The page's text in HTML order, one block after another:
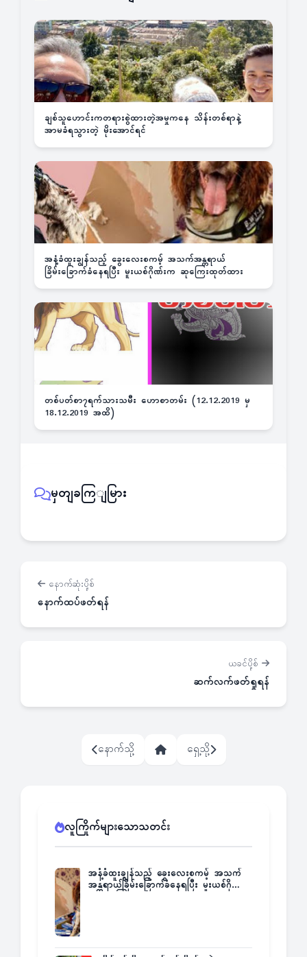
ချစ်သူဟောင်းကတရားစွဲထားတဲ့အမှုကနေ သိန်းတစ်ရာနဲ့
အာမခံရသွားတဲ့ မိုးအောင်ရင်
အနံ့ခံထူးချွန်သည့် ခွေးလေးစကမ့် အသက်အန္တရာယ်
ခြိမ်းခြောက်ခံနေရပြီး မူးယစ်ဂိုဏ်းက ဆုကြေးထုတ်ထား
တစ်ပတ်စာ၇ရက်သားသမီး ဟောစာတမ်း (12.12.2019 မှ
18.12.2019 အထိ)
မှတျခကြျမြား
နောက်ဆုံးပို့စ်
နောက်ထပ်ဖတ်ရန်
ယခင်ပို့စ်
ဆက်လက်ဖတ်ရှုရန်
နောက်သို့ ရှေ့သို့
လူကြိုက်များသောသတင်း
အနံ့ခံထူးချွန်သည့် ခွေးလေးစကမ့် အသက်
အန္တရာယ်ခြိမ်းခြောက်ခံနေရပြီး မူးယစ်ဂိုဏ်း